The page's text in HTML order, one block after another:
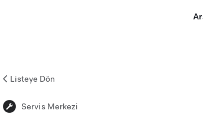
Listeye Dön
Servis Merkezi